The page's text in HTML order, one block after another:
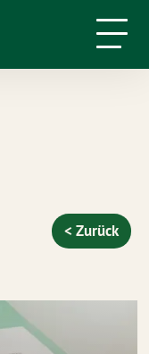
Mitmachen
< Zurück